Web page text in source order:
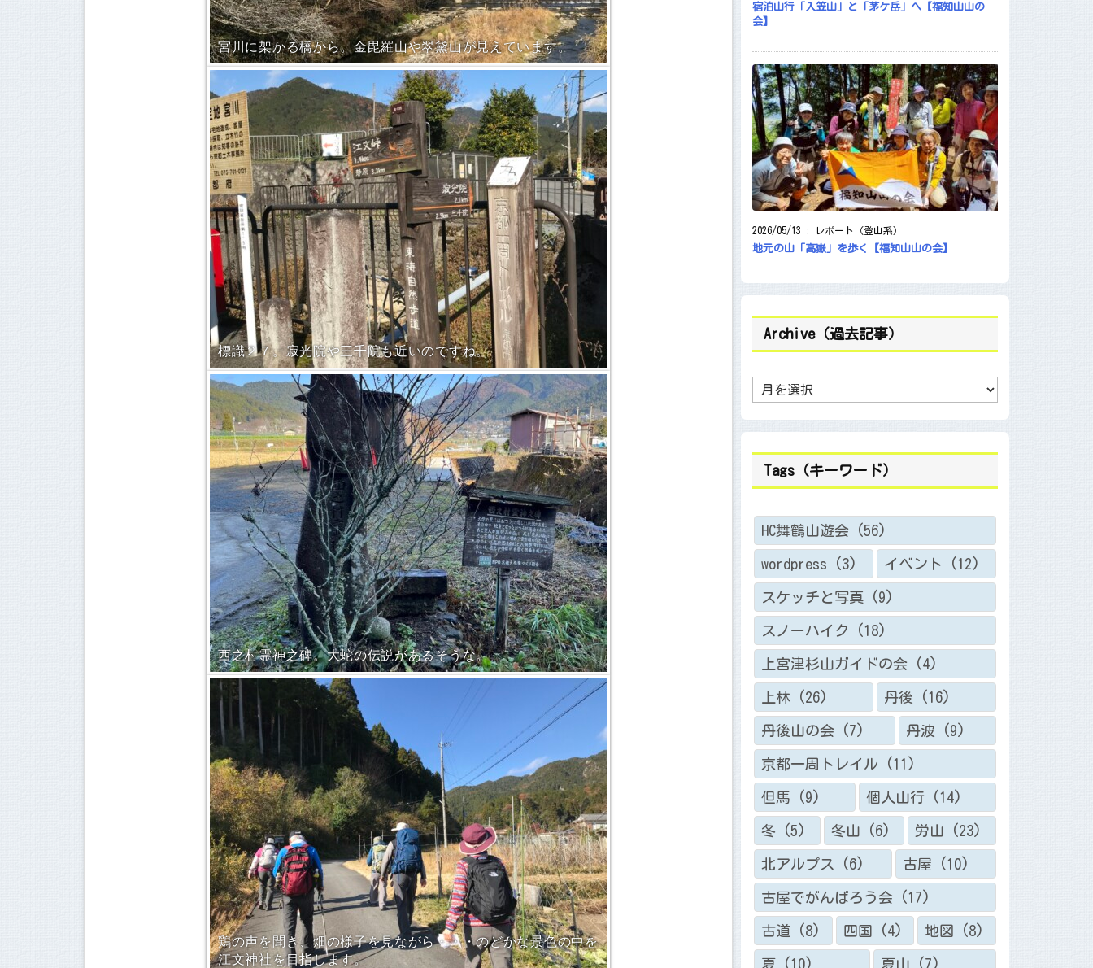
宮川に架かる橋から。金毘羅山や翠黛山が見えています。
標識２７。寂光院や三千院も近いのですね。
西之村霊神之碑。大蛇の伝説があるそうな。
鶏の声を聞き、畑の様子を見ながら・・・のどかな景色の中を
江文神社を目指します。
宿泊山行「入笠山」と「茅ケ岳」へ【福知山山の
会】
2026/05/13 : レポート（登山系）
地元の山「高嶽」を歩く【福知山山の会】
Archive（過去記事）
h
i
過
記
事
）
Tags（キーワード）
HC舞鶴山遊会 (56)
wordpress (3) イベント (12)
スケッチと写真 (9)
スノーハイク (18)
上宮津杉山ガイドの会 (4)
上林 (26) 丹後 (16)
丹後山の会 (7) 丹波 (9)
京都一周トレイル (11)
但馬 (9) 個人山行(14)
冬 (5) 冬山 (6) 労山 (23)
北アルプス (6) 古屋 (10)
古屋でがんばろう会 (17)
古道 (8) 四国 (4) 地図 (8)
夏 (10) 夏山 (7)